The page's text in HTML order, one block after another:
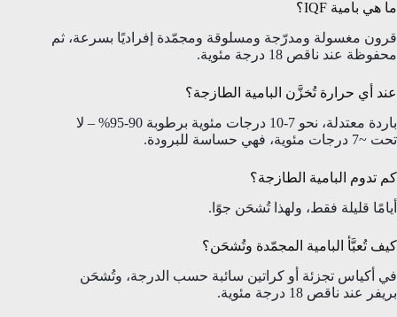
ما هي بامية IQF؟
قرون مغسولة ومدرّجة ومسلوقة ومجمّدة إفراديًا بسرعة، ثم
محفوظة عند ناقص 18 درجة مئوية.
عند أي حرارة تُخزَّن البامية الطازجة؟
باردة معتدلة، نحو 7-10 درجات مئوية برطوبة 90-95% – لا
تحت ~7 درجات مئوية، فهي حساسة للبرودة.
كم تدوم البامية الطازجة؟
أيامًا قليلة فقط، ولهذا تُشحَن جوًا.
كيف تُعبَّأ البامية المجمّدة وتُشحَن؟
في أكياس تجزئة أو كراتين سائبة حسب الدرجة، وتُشحَن
بريفر عند ناقص 18 درجة مئوية.